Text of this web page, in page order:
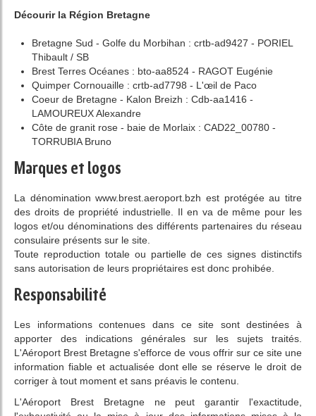
Décourir la Région Bretagne
Bretagne Sud - Golfe du Morbihan : crtb-ad9427 - PORIEL
Thibault / SB
Brest Terres Océanes : bto-aa8524 - RAGOT Eugénie
Quimper Cornouaille : crtb-ad7798 - L'œil de Paco
Coeur de Bretagne - Kalon Breizh : Cdb-aa1416 -
LAMOUREUX Alexandre
Côte de granit rose - baie de Morlaix : CAD22_00780 -
TORRUBIA Bruno
Marques et logos
La dénomination www.brest.aeroport.bzh est protégée au titre
des droits de propriété industrielle. Il en va de même pour les
logos et/ou dénominations des différents partenaires du réseau
consulaire présents sur le site.
Toute reproduction totale ou partielle de ces signes distinctifs
sans autorisation de leurs propriétaires est donc prohibée.
Responsabilité
Les informations contenues dans ce site sont destinées à
apporter des indications générales sur les sujets traités.
L'Aéroport Brest Bretagne s'efforce de vous offrir sur ce site une
information fiable et actualisée dont elle se réserve le droit de
corriger à tout moment et sans préavis le contenu.
L'Aéroport Brest Bretagne ne peut garantir l'exactitude,